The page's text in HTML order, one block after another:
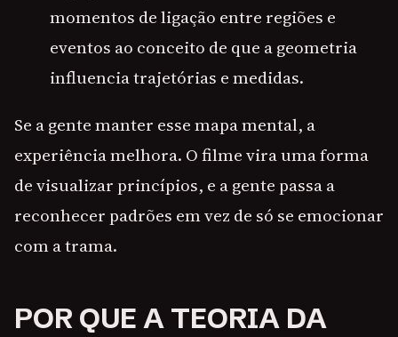
momentos de ligação entre regiões e
eventos ao conceito de que a geometria
influencia trajetórias e medidas.
Se a gente manter esse mapa mental, a
experiência melhora. O filme vira uma forma
de visualizar princípios, e a gente passa a
reconhecer padrões em vez de só se emocionar
com a trama.
POR QUE A TEORIA DA